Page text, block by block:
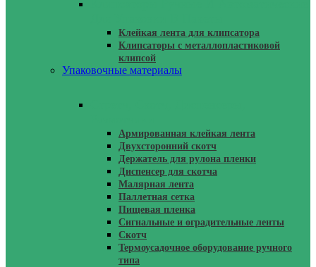
Клейкая лента для клипсатора
Клипсаторы с металлопластиковой
клипсой
Упаковочные материалы
Армированная клейкая лента
Двухсторонний скотч
Держатель для рулона пленки
Диспенсер для скотча
Малярная лента
Паллетная сетка
Пищевая пленка
Сигнальные и оградительные ленты
Скотч
Термоусадочное оборудование ручного
типа